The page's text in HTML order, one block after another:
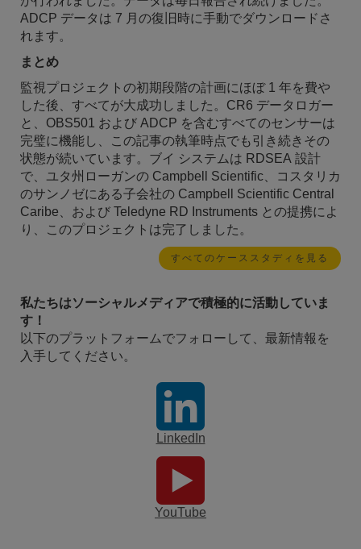
ADCP データは 7 月の復旧時に手動でダウンロードさ
れます。
まとめ
監視プロジェクトの初期段階の計画にほぼ 1 年を費や
した後、すべてが大成功しました。CR6 データロガー
と、OBS501 および ADCP を含むすべてのセンサーは
完璧に機能し、この記事の執筆時点でも引き続きその
状態が続いています。ブイ システムは RDSEA 設計
で、ユタ州ローガンの Campbell Scientific、コスタリカ
のサンノゼにある子会社の Campbell Scientific Central
Caribe、および Teledyne RD Instruments との提携によ
り、このプロジェクトは完了しました。
すべてのケーススタディを見る
私たちはソーシャルメディアで積極的に活動していま
す！
以下のプラットフォームでフォローして、最新情報を
入手してください。
LinkedIn
YouTube